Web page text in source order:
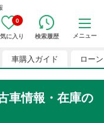
0
に入り 検索履歴 メニュー
車購入ガイド ローン
車情報・在庫の